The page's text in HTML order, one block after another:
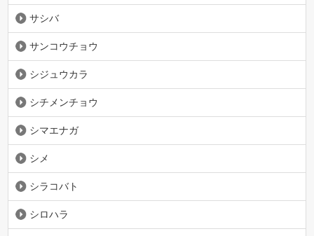
サシバ
サンコウチョウ
シジュウカラ
シチメンチョウ
シマエナガ
シメ
シラコバト
シロハラ